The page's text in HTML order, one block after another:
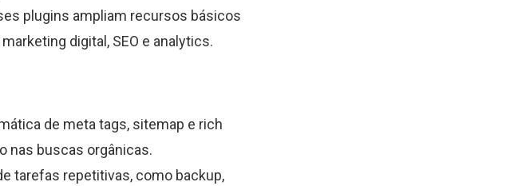
plugins ampliam recursos básicos
digital, SEO e analytics.
de meta tags, sitemap e rich
nas buscas orgânicas.
tarefas repetitivas, como backup,